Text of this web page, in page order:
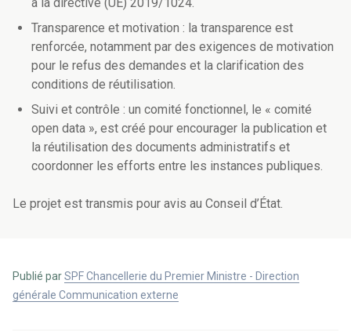
Transparence et motivation : la transparence est
renforcée, notamment par des exigences de motivation
pour le refus des demandes et la clarification des
conditions de réutilisation.
Suivi et contrôle : un comité fonctionnel, le « comité
open data », est créé pour encourager la publication et
la réutilisation des documents administratifs et
coordonner les efforts entre les instances publiques.
Le projet est transmis pour avis au Conseil d’État.
Publié parSPF Chancellerie du Premier Ministre - Direction
générale Communication externe